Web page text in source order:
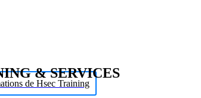
de Hsec Training
& SERVICES